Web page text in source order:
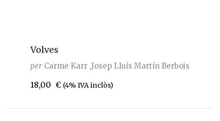
Volves
per Carme Karr Josep Lluís Martín Berbois
18,00 € (4% IVA inclòs)